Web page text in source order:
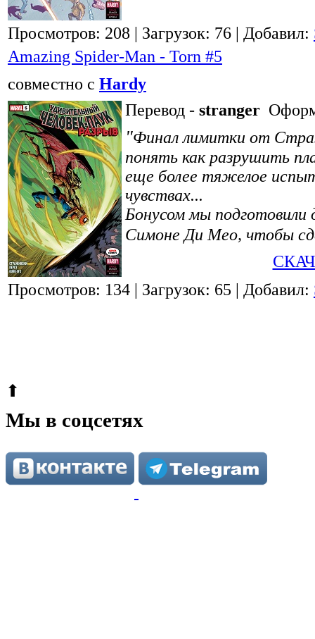
Просмотров: 208 | Загрузок: 76 | Добавил:
Amazing Spider-Man - Torn #5
совместно с Hardy
Перевод - stranger
"Финал лимитки от
понять как разрушить
еще более тяжелое
чувствах...
Бонусом мы
Симоне Ди Мео, чтобы
Просмотров: 134 | Загрузок: 65 | Добавил:
⬆
Мы в соцсетях